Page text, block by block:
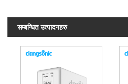
सम्बन्धित उत्पादनहरु